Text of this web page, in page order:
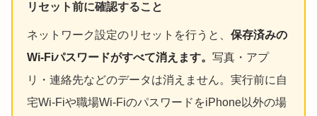
リセット前に確認すること
ネットワーク設定のリセットを行うと、 保存済みの
Wi-Fiパスワードがすべて消えます。 写真・アプ
リ・連絡先などのデータは消えません。実行前に自
宅Wi-Fiや職場Wi-FiのパスワードをiPhone以外の場